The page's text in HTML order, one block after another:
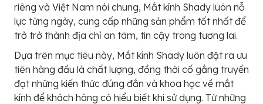
riêng và Việt Nam nói chung, Mắt kính Shady luôn nỗ
lực từng ngày, cung cấp những sản phẩm tốt nhất để
trở trở thành địa chỉ an tâm, tin cậy trong tương lai.
Dựa trên mục tiêu này, Mắt kính Shady luôn đặt ra ưu
tiên hàng đầu là chất lượng, đồng thời cố gắng truyền
đạt những kiến thức đúng đắn và khoa học về mắt
kính để khách hàng có hiểu biết khi sử dụng. Từ những